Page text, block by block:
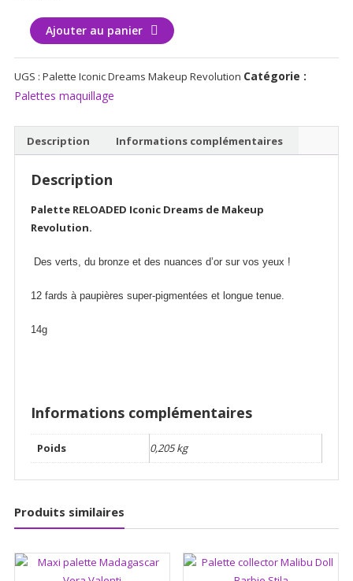
quantité
Palette
Iconic
Dreams
Revolution
Ajouter au panier
UGS : Palette Iconic Dreams Makeup Revolution Catégorie :
Palettes maquillage
Description Informations complémentaires
Description
Palette RELOADED Iconic Dreams de Makeup
Revolution.
Des verts, du bronze et des nuances d’or sur vos yeux !
12 fards à paupières super-pigmentées et longue tenue.
14g
Informations complémentaires
Poids 0,205 kg
Produits similaires